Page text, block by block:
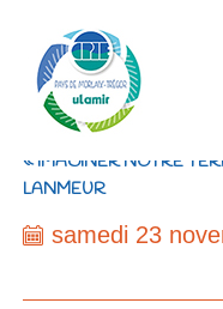
« IMAGINER NOTRE
LANMEUR
samedi 23